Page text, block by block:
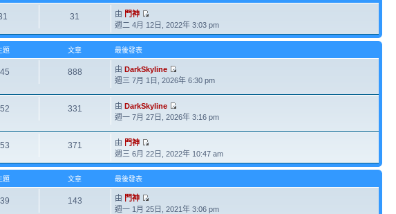
31 由 門神
週二 4月 12日, 2022年 3:03 pm
題 文章 最後發表
888 由DarkSkyline
週三 7月 1日, 2026年 6:30 pm
331 由DarkSkyline
週一 7月 27日, 2026年 3:16 pm
371 由 門神
週三 6月 22日, 2022年 10:47 am
題 文章 最後發表
143 由 門神
週一 1月 25日, 2021年 3:06 pm